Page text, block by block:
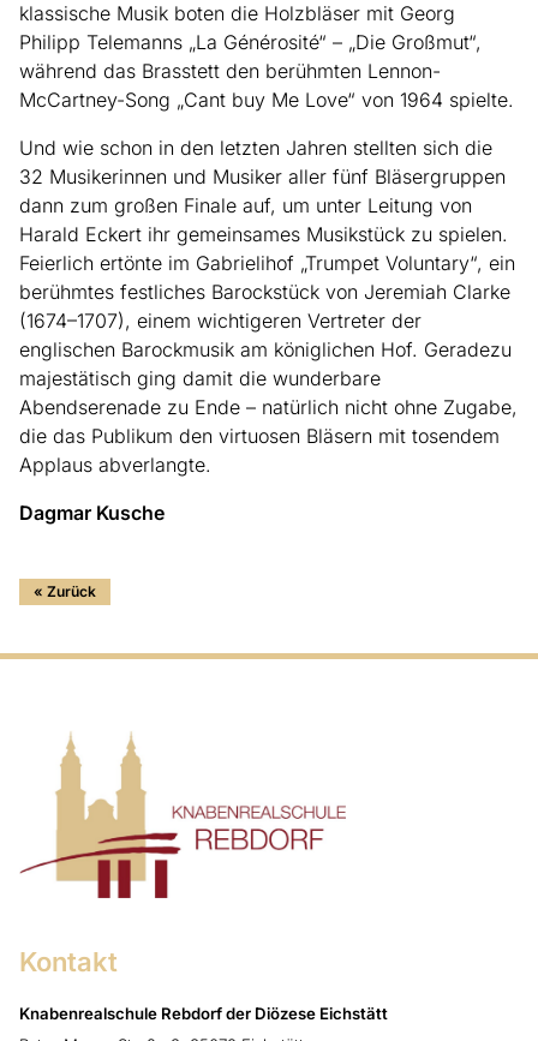
klassische Musik boten die Holzbläser mit Georg
Philipp Telemanns „La Générosité“ – „Die Großmut“,
während das Brasstett den berühmten Lennon-
McCartney-Song „Cant buy Me Love“ von 1964 spielte.
Und wie schon in den letzten Jahren stellten sich die
32 Musikerinnen und Musiker aller fünf Bläsergruppen
dann zum großen Finale auf, um unter Leitung von
Harald Eckert ihr gemeinsames Musikstück zu spielen.
Feierlich ertönte im Gabrielihof „Trumpet Voluntary“, ein
berühmtes festliches Barockstück von Jeremiah Clarke
(1674–1707), einem wichtigeren Vertreter der
englischen Barockmusik am königlichen Hof. Geradezu
majestätisch ging damit die wunderbare
Abendserenade zu Ende – natürlich nicht ohne Zugabe,
die das Publikum den virtuosen Bläsern mit tosendem
Applaus abverlangte.
Dagmar Kusche
« Zurück
Kontakt
Knabenrealschule Rebdorf der Diözese Eichstätt